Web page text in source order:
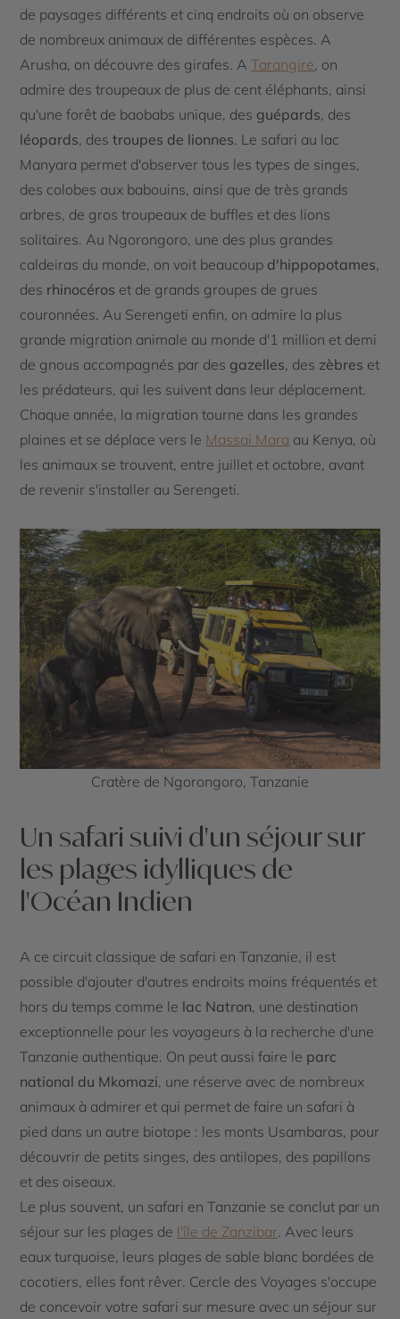
de paysages différents et cinq endroits où on observe
de nombreux animaux de différentes espèces. A
Arusha, on découvre des girafes. ATarangire, on
admire des troupeaux de plus de cent éléphants, ainsi
qu'une forêt de baobabs unique, des guépards, des
léopards, destroupes de lionnes. Le safari au lac
Manyara permet d'observer tous les types de singes,
des colobes aux babouins, ainsi que de très grands
arbres, de gros troupeaux de buffles et des lions
solitaires. Au Ngorongoro, une des plus grandes
caldeiras du monde, on voit beaucoup d'hippopotames,
des rhinocéros et de grands groupes de grues
couronnées. Au Serengeti enfin, on admire la plus
grande migration animale au monde d'1 million et demi
de gnous accompagnés par des gazelles, des zèbres et
les prédateurs, qui les suivent dans leur déplacement.
Chaque année, la migration tourne dans les grandes
plaines et se déplace vers le Massai Mara au Kenya, où
les animaux se trouvent, entre juillet et octobre, avant
de revenir s'installer au Serengeti.
Cratère de Ngorongoro, Tanzanie
Un safari suivi d'un séjour sur
les plages idylliques de
l'Océan Indien
A ce circuit classique de safari en Tanzanie, il est
possible d'ajouter d'autres endroits moins fréquentés et
hors du temps comme le lac Natron, une destination
exceptionnelle pour les voyageurs à la recherche d'une
Tanzanie authentique. On peut aussi faire le parc
national du Mkomazi, une réserve avec de nombreux
animaux à admirer et qui permet de faire un safari à
pied dans un autre biotope : les monts Usambaras, pour
découvrir de petits singes, des antilopes, des papillons
et des oiseaux.
Le plus souvent, un safari en Tanzanie se conclut par un
séjour sur les plages de l'île de Zanzibar. Avec leurs
eaux turquoise, leurs plages de sable blanc bordées de
cocotiers, elles font rêver. Cercle des Voyages s'occupe
de concevoir votre safari sur mesure avec un séjour sur